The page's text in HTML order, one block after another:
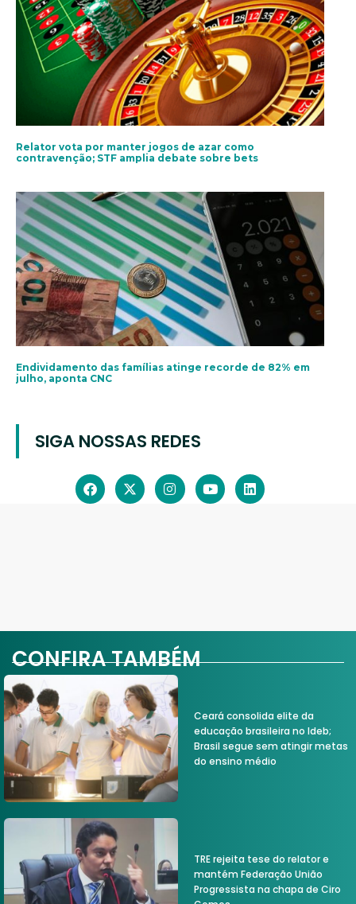
Relator vota por manter jogos de azar como
contravenção; STF amplia debate sobre bets
Endividamento das famílias atinge recorde de 82% em
julho, aponta CNC
SIGA NOSSAS REDES
CONFIRA TAMBÉM
Ceará consolida elite da
educação brasileira no Ideb;
Brasil segue sem atingir metas
do ensino médio
TRE rejeita tese do relator e
mantém Federação União
Progressista na chapa de Ciro